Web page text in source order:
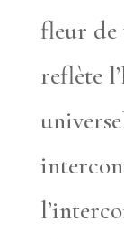
fleur de
reflète